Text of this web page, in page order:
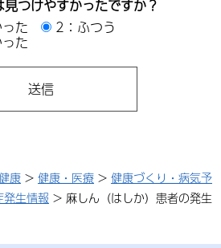
つけやすかったですか？
た
2：ふつう
た
康 > 健康・医療 > 健康づくり・病気予
発生情報 > 麻しん（はしか）患者の発生